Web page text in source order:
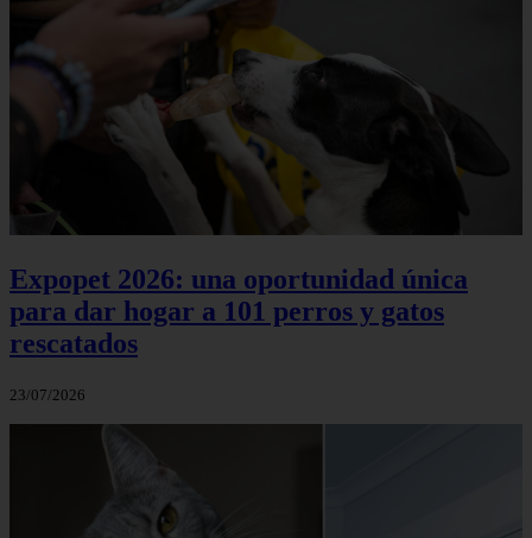
Expopet 2026: una oportunidad única
para dar hogar a 101 perros y gatos
rescatados
23/07/2026